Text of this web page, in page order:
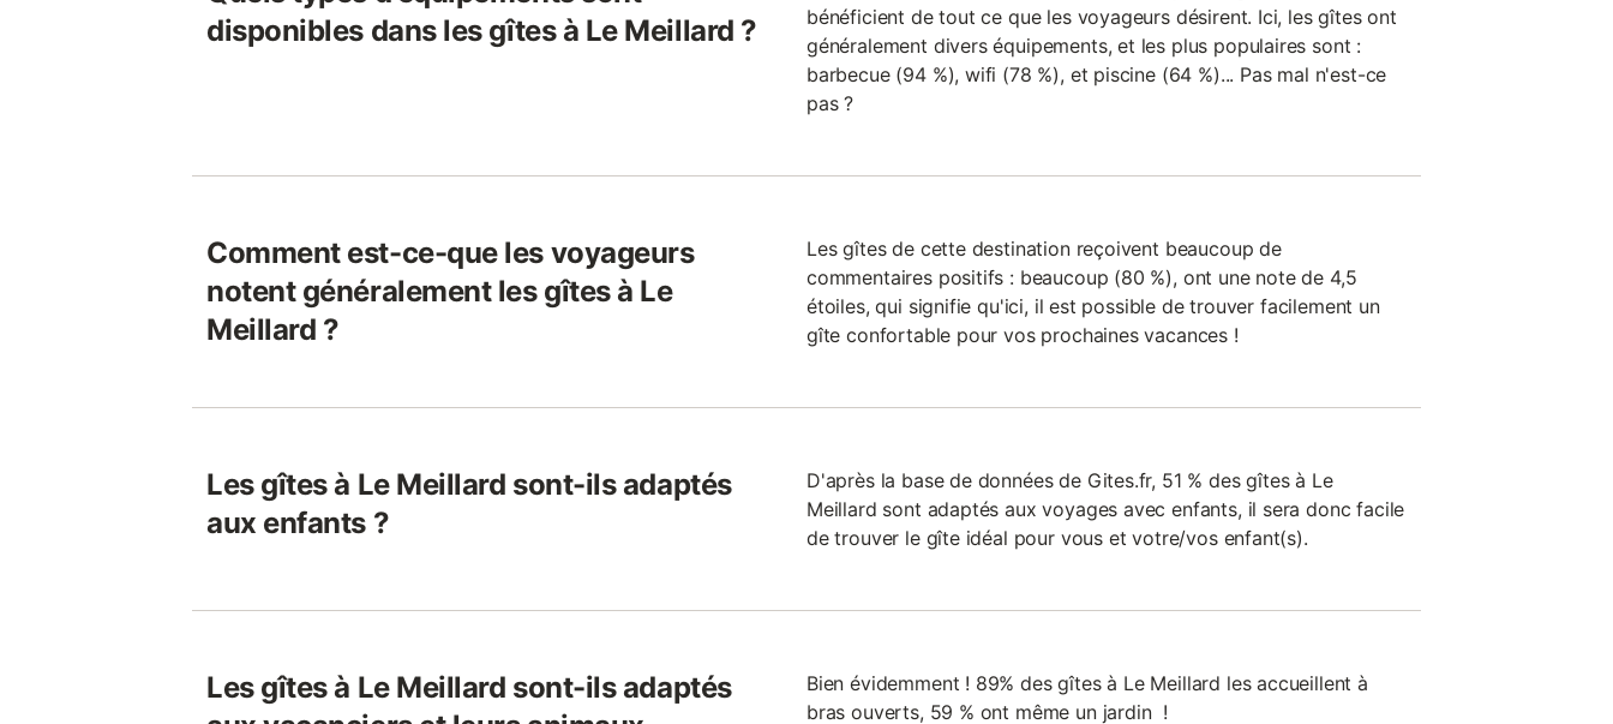
disponibles dans les gîtes à Le Meillard ?
bénéficient de tout ce que les voyageurs désirent. Ici, les gîtes ont
généralement divers équipements, et les plus populaires sont :
barbecue (94 %), wifi (78 %), et piscine (64 %)... Pas mal n'est-ce
pas ?
Comment est-ce-que les voyageurs
notent généralement les gîtes à Le
Meillard ?
Les gîtes de cette destination reçoivent beaucoup de
commentaires positifs : beaucoup (80 %), ont une note de 4,5
étoiles, qui signifie qu'ici, il est possible de trouver facilement un
gîte confortable pour vos prochaines vacances !
Les gîtes à Le Meillard sont-ils adaptés
aux enfants ?
D'après la base de données de Gites.fr, 51 % des gîtes à Le
Meillard sont adaptés aux voyages avec enfants, il sera donc facile
de trouver le gîte idéal pour vous et votre/vos enfant(s).
Les gîtes à Le Meillard sont-ils adaptés
Bien évidemment ! 89% des gîtes à Le Meillard les accueillent à
bras ouverts, 59 % ont même un jardin !